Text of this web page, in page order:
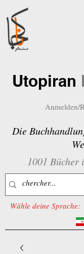
Utopiran
Anmelden/
Die
1001 Bücher
Wähle deine Sprache: